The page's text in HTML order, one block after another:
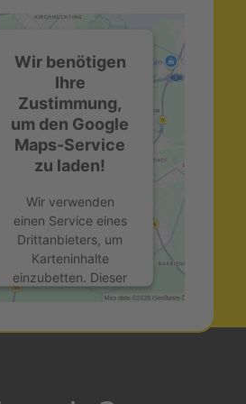
Wir benötigen
Ihre
Zustimmung,
um den Google
Maps-Service
zu laden!
Wir verwenden
einen Service eines
Drittanbieters, um
Karteninhalte
einzubetten. Dieser
Service kann Daten
sammeln. Bitte lesen